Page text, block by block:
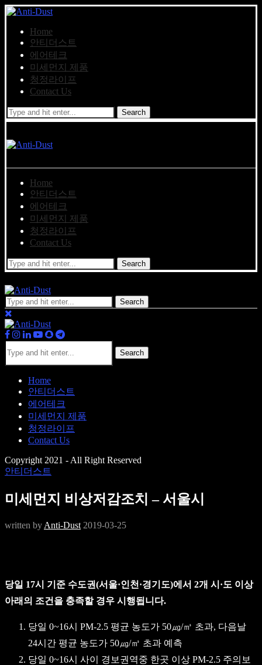
Home
안티더스트
에어테크
미세먼지 제품
청정라이프
Contact Us
Search
Home
안티더스트
에어테크
미세먼지 제품
청정라이프
Contact Us
Search
Search
Search
Home
안티더스트
에어테크
미세먼지 제품
청정라이프
Contact Us
Copyright 2021 - All Right Reserved
안티더스트
미세먼지 비상저감조치 – 서울시
written by Anti-Dust 2019-03-25
당일 17시 기준 수도권(서울·인천·경기도)에서 2개 시·도 이상
아래의 조건을 충족할 경우 시행됩니다.
당일 0~16시 PM-2.5 평균 농도가 50㎍/㎥ 초과, 다음날
24시간 평균 농도가 50㎍/㎥ 초과 예측
당일 0~16시 사이 경보권역중 한곳 이상 PM-2.5 주의보